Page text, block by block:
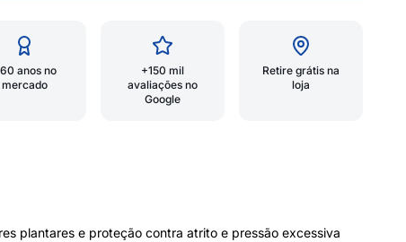
anos no
mercado
+150 mil
avaliações no
Google
Retire grátis na
loja
plantares e proteção contra atrito e pressão excessiva